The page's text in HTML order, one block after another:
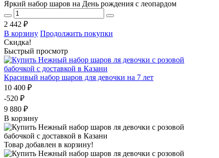
Яркий набор шаров на День рождения с леопардом
2 442 ₽
В корзину Продолжить покупки
Скидка!
Быстрый просмотр
Красивый набор шаров для девочки на 7 лет
10 400 ₽
-520 ₽
9 880 ₽
В корзину
Товар добавлен в корзину!